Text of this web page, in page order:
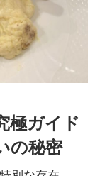
極ガイド
の秘密